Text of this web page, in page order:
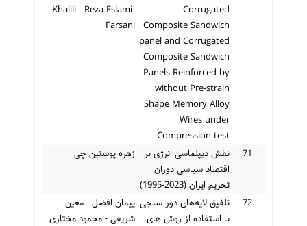
Corrugated
Composite Sandwich
panel and Corrugated
Composite Sandwich
Panels Reinforced by
without Pre-strain
Shape Memory Alloy
Wires under
Compression test
Khalili - Reza Eslami-
Farsani
71
نقش دیپلماسی انرژی بر
اقتصاد سیاسی دوران
تحریم ایران (2023-1995)
زهره پوستین چی
72
تلفیق لایه‌های دور سنجی
با استفاده از روش های
پیمان افضل - معین
شریفی - محمود مختاری